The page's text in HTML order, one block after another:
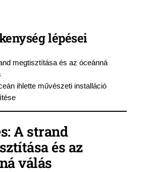
lépései
megtisztítása és az óceánná
ihlette művészeti installáció
A strand
és az
válás